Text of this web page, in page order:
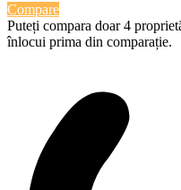
Compare
Puteți compara doar 4
înlocui prima din comparație.